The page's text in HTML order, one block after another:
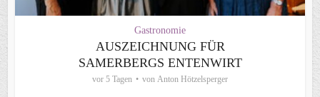
Gastronomie
AUSZEICHNUNG FÜR
SAMERBERGS ENTENWIRT
vor 5 Tagen von Anton Hötzelsperger